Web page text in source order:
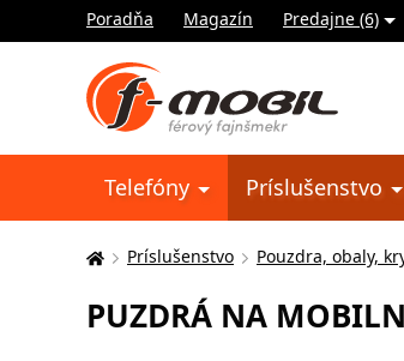
Poradňa Magazín Predajne (6)
Telefóny Príslušenstvo
Tu
nachádzate:
Príslušenstvo Pouzdra, obaly,
PUZDRÁ NA